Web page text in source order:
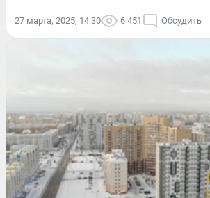
27 марта, 2025, 14:30 6 451 Обсудить